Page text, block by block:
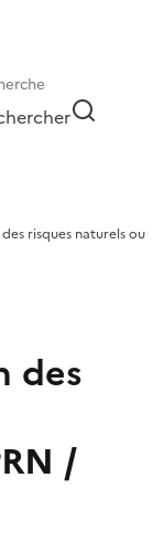
risques naturels ou
des
/